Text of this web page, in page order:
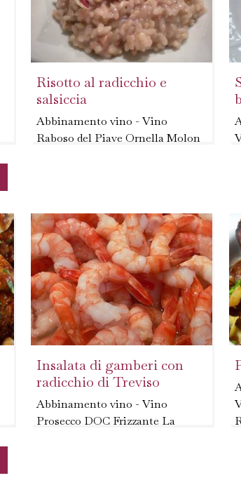
Risotto al radicchio e
salsiccia
Abbinamento vino - Vino
Raboso del Piave Ornella Molon
con un cucchiaio di olio, due
cucchiai di acqua e un pò di sale,
lasciando...
Insalata di gamberi con
radicchio di Treviso
Abbinamento vino - Vino
Prosecco DOC Frizzante La